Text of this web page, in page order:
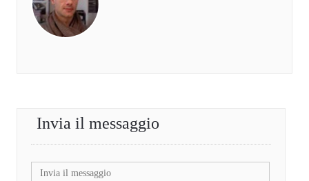
Invia il messaggio